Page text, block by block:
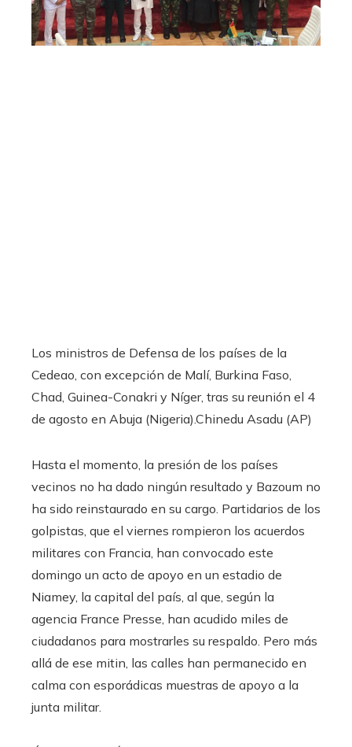
Los ministros de Defensa de los países de la
Cedeao, con excepción de Malí, Burkina Faso,
Chad, Guinea-Conakri y Níger, tras su reunión el 4
de agosto en Abuja (Nigeria). Chinedu Asadu (AP)
Hasta el momento, la presión de los países
vecinos no ha dado ningún resultado y Bazoum no
ha sido reinstaurado en su cargo. Partidarios de los
golpistas, que el viernes rompieron los acuerdos
militares con Francia, han convocado este
domingo un acto de apoyo en un estadio de
Niamey, la capital del país, al que, según la
agencia France Presse, han acudido miles de
ciudadanos para mostrarles su respaldo. Pero más
allá de ese mitin, las calles han permanecido en
calma con esporádicas muestras de apoyo a la
junta militar.